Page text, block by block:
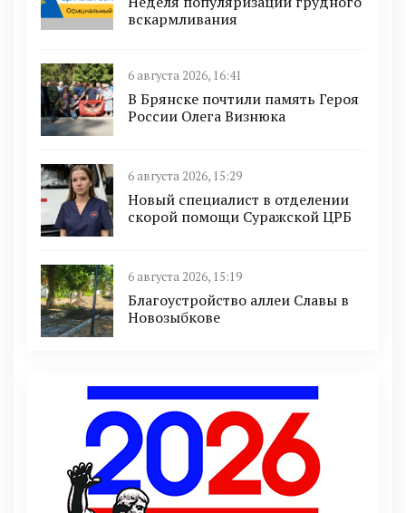
вскармливания
6 августа 2026, 16:41
В Брянске почтили память Героя
России Олега Визнюка
6 августа 2026, 15:29
Новый специалист в отделении
скорой помощи Суражской ЦРБ
6 августа 2026, 15:19
Благоустройство аллеи Славы в
Новозыбкове